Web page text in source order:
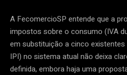
A FecomercioSP entende que a
impostos sobre o consumo (IVA
em substituição a cinco existentes
IPI) no sistema atual não deixa
definida, embora haja uma